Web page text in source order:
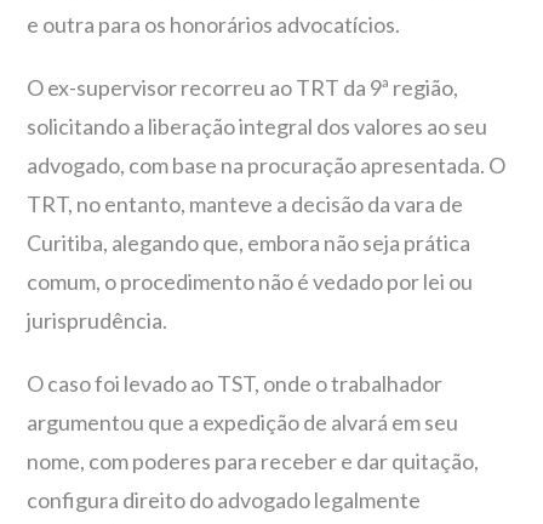
e outra para os honorários advocatícios.
O ex-supervisor recorreu ao TRT da 9ª região,
solicitando a liberação integral dos valores ao seu
advogado, com base na procuração apresentada. O
TRT, no entanto, manteve a decisão da vara de
Curitiba, alegando que, embora não seja prática
comum, o procedimento não é vedado por lei ou
jurisprudência.
O caso foi levado ao TST, onde o trabalhador
argumentou que a expedição de alvará em seu
nome, com poderes para receber e dar quitação,
configura direito do advogado legalmente